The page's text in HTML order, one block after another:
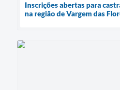
Inscrições abertas para
na região de Vargem das